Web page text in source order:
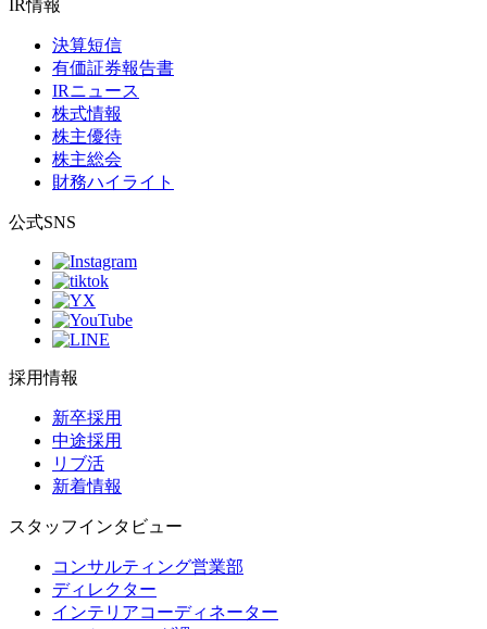
IR情報
決算短信
有価証券報告書
IRニュース
株式情報
株主優待
株主総会
財務ハイライト
公式SNS
採用情報
新卒採用
中途採用
リブ活
新着情報
スタッフインタビュー
コンサルティング営業部
ディレクター
インテリアコーディネーター